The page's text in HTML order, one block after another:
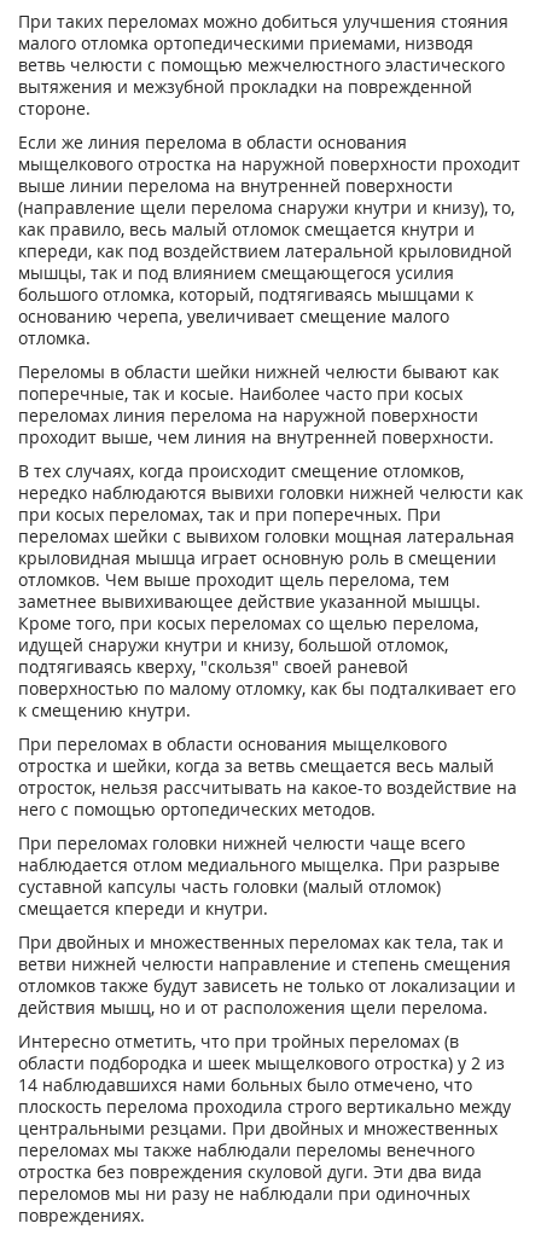
При таких переломах можно добиться улучшения стояния
малого отломка ортопедическими приемами, низводя
ветвь челюсти с помощью межчелюстного эластического
вытяжения и межзубной прокладки на поврежденной
стороне.
Если же линия перелома в области основания
мыщелкового отростка на наружной поверхности проходит
выше линии перелома на внутренней поверхности
(направление щели перелома снаружи кнутри и книзу), то,
как правило, весь малый отломок смещается кнутри и
кпереди, как под воздействием латеральной крыловидной
мышцы, так и под влиянием смещающегося усилия
большого отломка, который, подтягиваясь мышцами к
основанию черепа, увеличивает смещение малого
отломка.
Переломы в области шейки нижней челюсти бывают как
поперечные, так и косые. Наиболее часто при косых
переломах линия перелома на наружной поверхности
проходит выше, чем линия на внутренней поверхности.
В тех случаях, когда происходит смещение отломков,
нередко наблюдаются вывихи головки нижней челюсти как
при косых переломах, так и при поперечных. При
переломах шейки с вывихом головки мощная латеральная
крыловидная мышца играет основную роль в смещении
отломков. Чем выше проходит щель перелома, тем
заметнее вывихивающее действие указанной мышцы.
Кроме того, при косых переломах со щелью перелома,
идущей снаружи кнутри и книзу, большой отломок,
подтягиваясь кверху, "скользя" своей раневой
поверхностью по малому отломку, как бы подталкивает его
к смещению кнутри.
При переломах в области основания мыщелкового
отростка и шейки, когда за ветвь смещается весь малый
отросток, нельзя рассчитывать на какое-то воздействие на
него с помощью ортопедических методов.
При переломах головки нижней челюсти чаще всего
наблюдается отлом медиального мыщелка. При разрыве
суставной капсулы часть головки (малый отломок)
смещается кпереди и кнутри.
При двойных и множественных переломах как тела, так и
ветви нижней челюсти направление и степень смещения
отломков также будут зависеть не только от локализации и
действия мышц, но и от расположения щели перелома.
Интересно отметить, что при тройных переломах (в
области подбородка и шеек мыщелкового отростка) у 2 из
14 наблюдавшихся нами больных было отмечено, что
плоскость перелома проходила строго вертикально между
центральными резцами. При двойных и множественных
переломах мы также наблюдали переломы венечного
отростка без повреждения скуловой дуги. Эти два вида
переломов мы ни разу не наблюдали при одиночных
повреждениях.